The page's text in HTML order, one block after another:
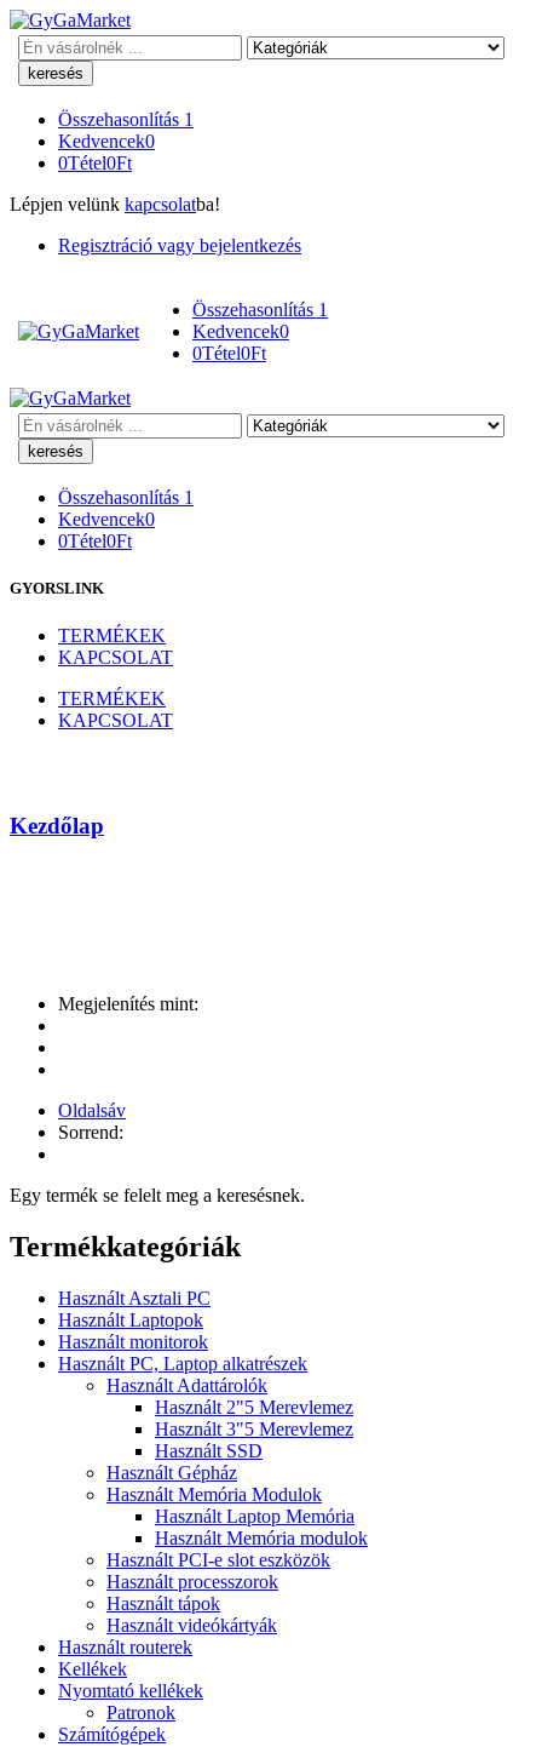
Keresés
Összehasonlítás 1
Kedvencek0
0Tétel0Ft
Lépjen velünk kapcsolatba!
Regisztráció vagy bejelentkezés
Összehasonlítás 1
Kedvencek0
0Tétel0Ft
Keresés
Összehasonlítás 1
Kedvencek0
0Tétel0Ft
GYORSLINK
TERMÉKEK
KAPCSOLAT
TERMÉKEK
KAPCSOLAT
Kezdőlap
Megjelenítés mint:
Oldalsáv
Sorrend:
Egy termék se felelt meg a keresésnek.
Termékkategóriák
Használt Asztali PC
Használt Laptopok
Használt monitorok
Használt PC, Laptop alkatrészek
Használt Adattárolók
Használt 2"5 Merevlemez
Használt 3"5 Merevlemez
Használt SSD
Használt Gépház
Használt Memória Modulok
Használt Laptop Memória
Használt Memória modulok
Használt PCI-e slot eszközök
Használt processzorok
Használt tápok
Használt videókártyák
Használt routerek
Kellékek
Nyomtató kellékek
Patronok
Számítógépek